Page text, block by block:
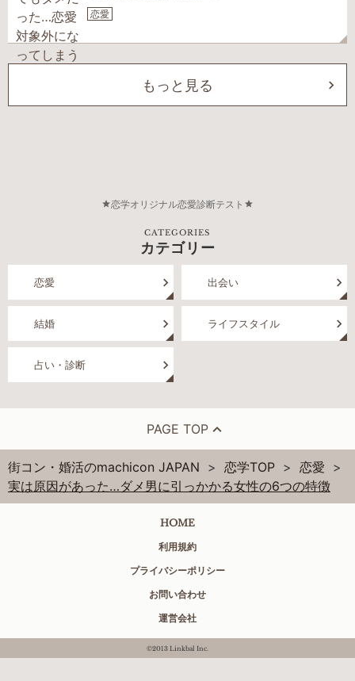
恋愛
もっと見る
恋学オリジナル恋愛診断テスト
CATEGORIES
カテゴリー
恋愛 出会い
結婚 ライフスタイル
占い・診断
PAGE TOP
街コン・婚活のmachicon JAPAN 恋学TOP
恋愛
実は原因があった…ダメ男に引っかかる女性の6つの特徴
HOME
利用規約
プライバシーポリシー
お問い合わせ
運営会社
©2013 Linkbal Inc.